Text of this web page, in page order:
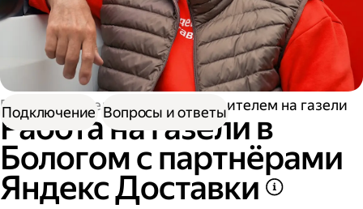
Работа водителем Работа водителем на газели
Работа на газели в
Бологом с партнёрами
Яндекс Доставки
Подключение Вопросы и ответы